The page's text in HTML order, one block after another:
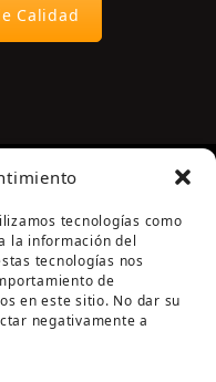
tecnologías como
la información del
tecnologías nos
de
en este sitio. No dar su
negativamente a
Calidad
de Córdoba